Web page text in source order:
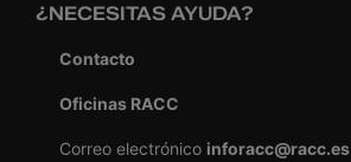
¿NECESITAS AYUDA?
Contacto
Oficinas RACC
Correo electrónico inforacc@racc.es